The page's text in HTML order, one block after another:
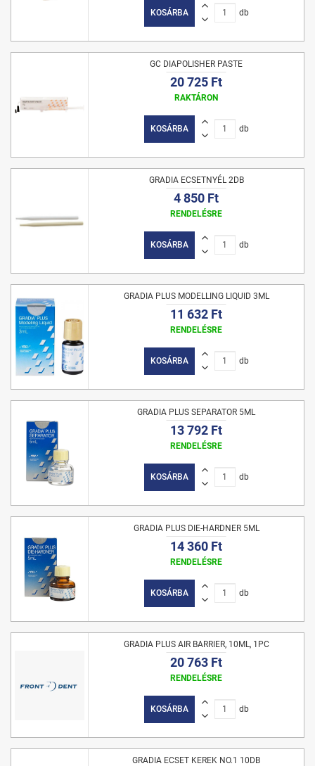
KOSÁRBA db
GC DIAPOLISHER PASTE
20 725 Ft
RAKTÁRON
KOSÁRBA db
GRADIA ECSETNYÉL 2DB
4 850 Ft
RENDELÉSRE
KOSÁRBA db
GRADIA PLUS MODELLING LIQUID 3ML
11 632 Ft
RENDELÉSRE
KOSÁRBA db
GRADIA PLUS SEPARATOR 5ML
13 792 Ft
RENDELÉSRE
KOSÁRBA db
GRADIA PLUS DIE-HARDNER 5ML
14 360 Ft
RENDELÉSRE
KOSÁRBA db
GRADIA PLUS AIR BARRIER, 10ML, 1PC
20 763 Ft
RENDELÉSRE
KOSÁRBA db
GRADIA ECSET KEREK NO.1 10DB